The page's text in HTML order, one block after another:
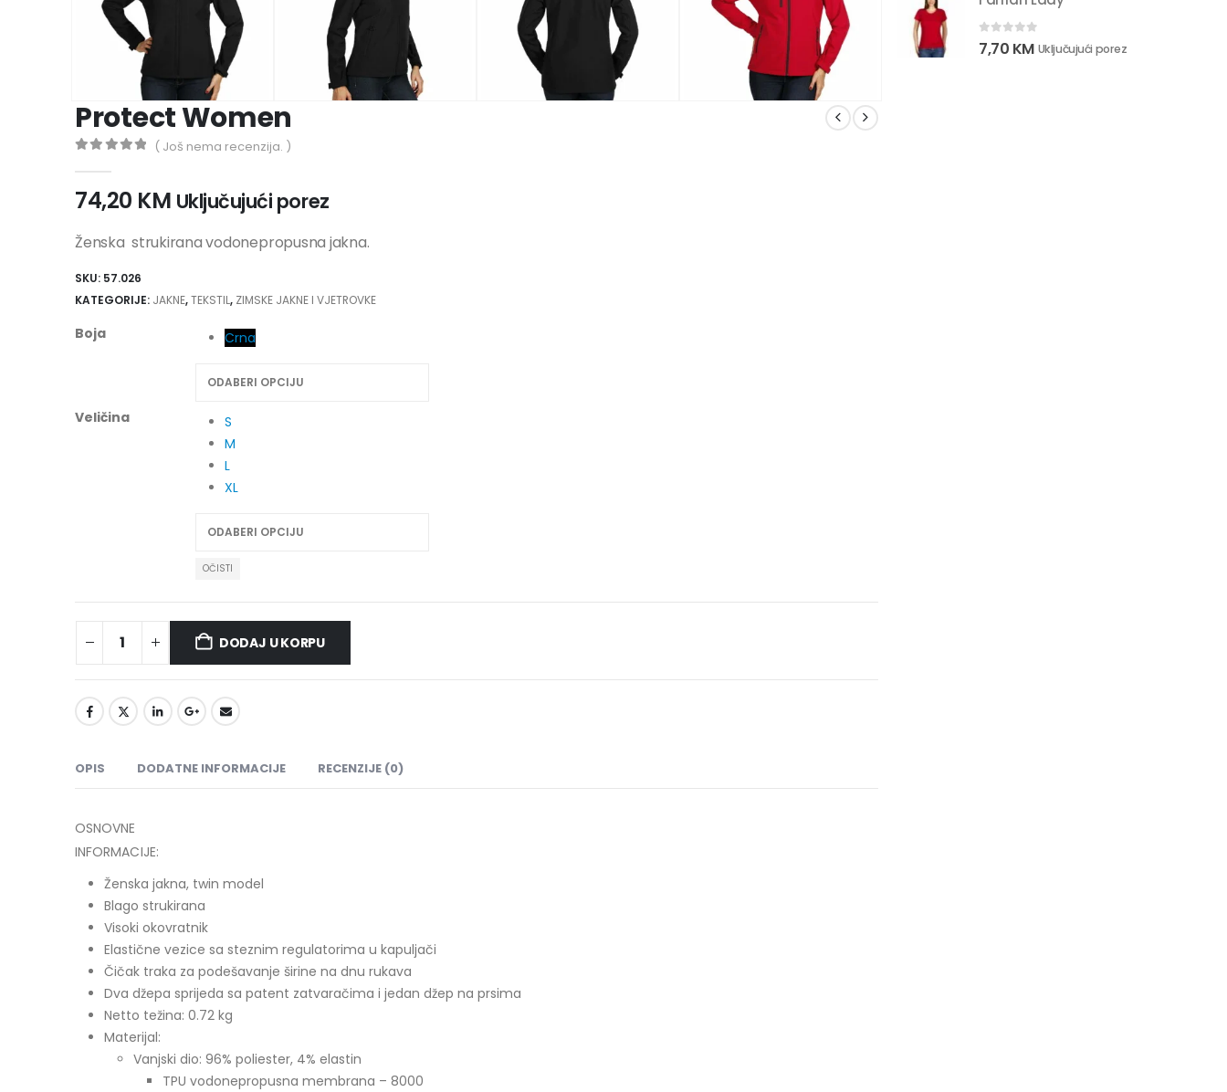
Protect Women
( Još nema recenzija. )
74,20 KM Uključujući porez
Ženska strukirana vodonepropusna jakna.
SKU: 57.026
KATEGORIJE: JAKNE,TEKSTIL, ZIMSKE JAKNE I VJETROVKE
Boja Crna
Veličina
S
M
L
XL
OČISTI
DODAJ U KORPU
OPIS DODATNE INFORMACIJE RECENZIJE (0)
OSNOVNE
INFORMACIJE:
Ženska jakna, twin model
Blago strukirana
Visoki okovratnik
Elastične vezice sa steznim regulatorima u kapuljači
Čičak traka za podešavanje širine na dnu rukava
Dva džepa sprijeda sa patent zatvaračima i jedan džep na prsima
Netto težina: 0.72 kg
Materijal:
Vanjski dio: 96% poliester, 4% elastin
TPU vodonepropusna membrana – 8000
0out of 5
7,70 KM Uključujući porez